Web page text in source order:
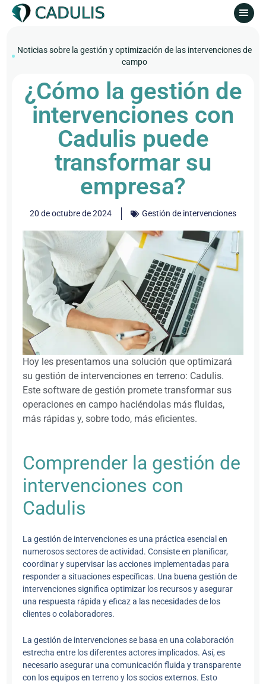
Noticias sobre la gestión y optimización de las intervenciones de
campo
¿Cómo la gestión de
intervenciones con
Cadulis puede
transformar su
empresa?
20 de octubre de 2024 Gestión de intervenciones
Hoy les presentamos una solución que optimizará
su gestión de intervenciones en terreno: Cadulis.
Este software de gestión promete transformar sus
operaciones en campo haciéndolas más fluidas,
más rápidas y, sobre todo, más eficientes.
Comprender la gestión de
intervenciones con
Cadulis
La gestión de intervenciones es una práctica esencial en
numerosos sectores de actividad. Consiste en planificar,
coordinar y supervisar las acciones implementadas para
responder a situaciones específicas. Una buena gestión de
intervenciones significa optimizar los recursos y asegurar
una respuesta rápida y eficaz a las necesidades de los
clientes o colaboradores.
La gestión de intervenciones se basa en una colaboración
estrecha entre los diferentes actores implicados. Así, es
necesario asegurar una comunicación fluida y transparente
con los equipos en terreno y los socios externos. Esto